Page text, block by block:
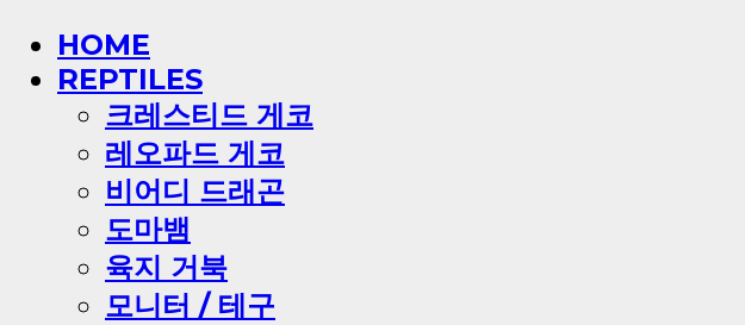
HOME
REPTILES
크레스티드 게코
레오파드 게코
비어디 드래곤
도마뱀
육지 거북
모니터 / 테구